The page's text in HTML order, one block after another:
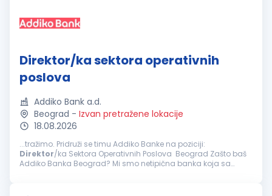
Direktor/ka sektora operativnih
poslova
Addiko Bank a.d.
Beograd - Izvan pretražene lokacije
18.08.2026
...tražimo. Pridruži se timu Addiko Banke na poziciji:
Direktor/ka Sektora Operativnih Poslova Beograd Zašto baš
Addiko Banka Beograd? Mi smo netipična banka koja sa